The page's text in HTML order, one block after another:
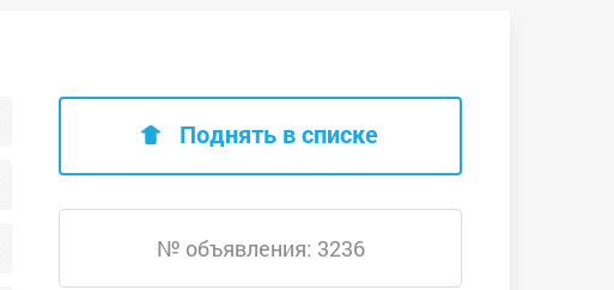
Поднять в списке
№ объявления: 3236